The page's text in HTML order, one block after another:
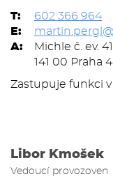
T:
602 366 964
E:
A:
Michle č. ev.
141 00 Praha 4
Zastupuje funkci
Libor Kmošek
Vedoucí provozoven